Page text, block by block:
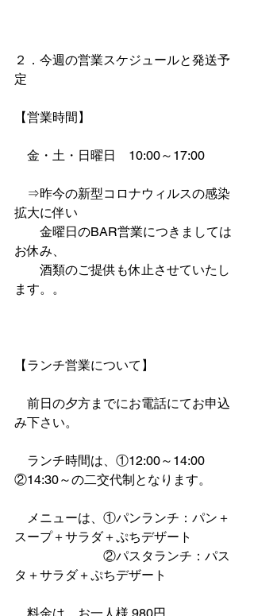
２．今週の営業スケジュールと発送予
定
【営業時間】
金・土・日曜日　10:00～17:00
⇒昨今の新型コロナウィルスの感染
拡大に伴い
金曜日のBAR営業につきましては
お休み、
酒類のご提供も休止させていたし
ます。。
【ランチ営業について】
前日の夕方までにお電話にてお申込
み下さい。
ランチ時間は、①12:00～14:00
②14:30～の二交代制となります。
メニューは、①パンランチ：パン＋
スープ＋サラダ＋ぷちデザート
②パスタランチ：パス
タ＋サラダ＋ぷちデザート
料金は、お一人様 980円、